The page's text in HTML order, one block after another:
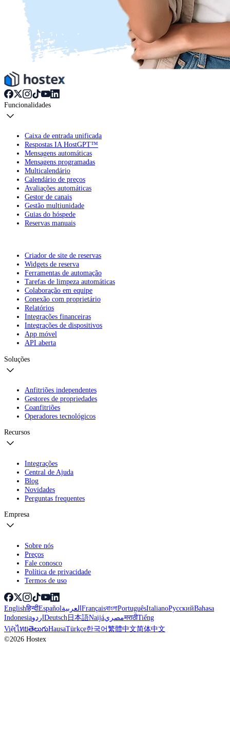
Funcionalidades
Caixa de entrada unificada
Respostas IA HostGPT™
Mensagens automáticas
Mensagens programadas
Multicalendário
Calendário de preços
Avaliações automáticas
Gestor de canais
Gestão multiunidade
Guias do hóspede
Reservas manuais
Criador de site de reservas
Widgets de reserva
Ferramentas de automação
Tarefas de limpeza automáticas
Colaboração em equipe
Conexão com proprietário
Relatórios
Integrações financeiras
Integrações de dispositivos
App móvel
API aberta
Soluções
Anfitriões independentes
Gestores de propriedades
Coanfitriões
Operadores tecnológicos
Recursos
Integrações
Central de Ajuda
Blog
Novidades
Perguntas frequentes
Empresa
Sobre nós
Preços
Fale conosco
Política de privacidade
Termos de uso
Englishहिन्दीEspañolالعربيةFrançaisবাংলাPortuguêsItalianoРусскийBahasa
IndonesiaاردوDeutsch日本語NaijáمصريमराठीTiếng
ViệtไทยతెలుగుHausaTürkçe한국어繁體中文简体中文
©2026 Hostex